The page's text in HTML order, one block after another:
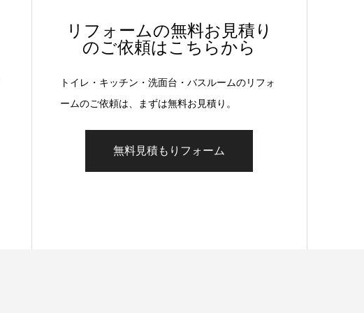
リフォームの無料お見積り
のご依頼はこちらから
トイレ・キッチン・洗面台・バスルームのリフォ
ームのご依頼は、まずは無料お見積り。
無料見積もりフォーム